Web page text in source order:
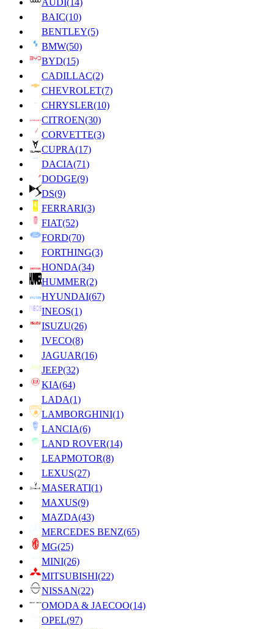
AUDI (14)
BAIC(10)
BENTLEY(5)
BMW(50)
BYD(15)
CADILLAC(2)
CHEVROLET(7)
CHRYSLER(10)
CITROEN(30)
CORVETTE(3)
CUPRA(17)
DACIA(71)
DODGE(9)
DS(9)
FERRARI(3)
FIAT(52)
FORD(70)
FORTHING(3)
HONDA(34)
HUMMER(2)
HYUNDAI(67)
INEOS(1)
ISUZU(26)
IVECO(8)
JAGUAR(16)
JEEP(32)
KIA(64)
LADA(1)
LAMBORGHINI(1)
LANCIA(6)
LAND ROVER(14)
LEAPMOTOR(8)
LEXUS(27)
MASERATI(1)
MAXUS(9)
MAZDA(43)
MERCEDES BENZ(65)
MG(25)
MINI(26)
MITSUBISHI(22)
NISSAN(22)
OMODA & JAECOO(14)
OPEL(97)